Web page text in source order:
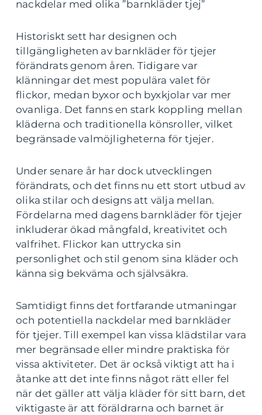
nackdelar med olika ”barnkläder tjej”
Historiskt sett har designen och
tillgängligheten av barnkläder för tjejer
förändrats genom åren. Tidigare var
klänningar det mest populära valet för
flickor, medan byxor och byxkjolar var mer
ovanliga. Det fanns en stark koppling mellan
kläderna och traditionella könsroller, vilket
begränsade valmöjligheterna för tjejer.
Under senare år har dock utvecklingen
förändrats, och det finns nu ett stort utbud av
olika stilar och designs att välja mellan.
Fördelarna med dagens barnkläder för tjejer
inkluderar ökad mångfald, kreativitet och
valfrihet. Flickor kan uttrycka sin
personlighet och stil genom sina kläder och
känna sig bekväma och självsäkra.
Samtidigt finns det fortfarande utmaningar
och potentiella nackdelar med barnkläder
för tjejer. Till exempel kan vissa klädstilar vara
mer begränsade eller mindre praktiska för
vissa aktiviteter. Det är också viktigt att ha i
åtanke att det inte finns något rätt eller fel
när det gäller att välja kläder för sitt barn, det
viktigaste är att föräldrarna och barnet är